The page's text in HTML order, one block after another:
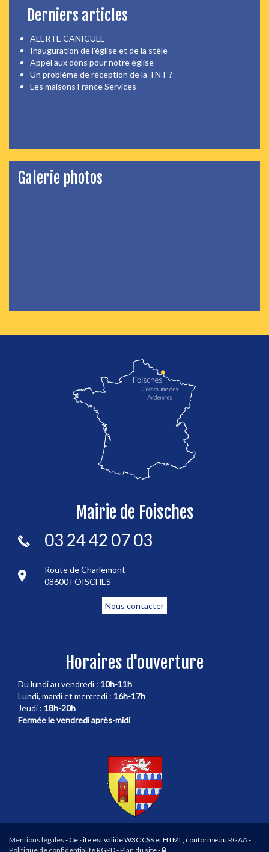
Derniers articles
ALERTE CANICULE
Inauguration de l'église et de la stèle
Appel aux dons pour notre église
Un problème de réception de la TNT ?
Les maisons France Services
Galerie photos
localisation de Foisches
Mairie de Foisches
03 24 42 07 03
Route de Charlemont
08600 FOISCHES
Nous contacter
Horaires d'ouverture
Du lundi au vendredi : 10h-11h
Lundi, mardi et mercredi : 16h-17h
Jeudi : 18h-20h
Fermée le vendredi après-midi
Mentions légales - Ce site est valide W3C CSS et HTML, conforme au RGAA-
Politique de confidentialité RGPD-Plan du site- Connexion